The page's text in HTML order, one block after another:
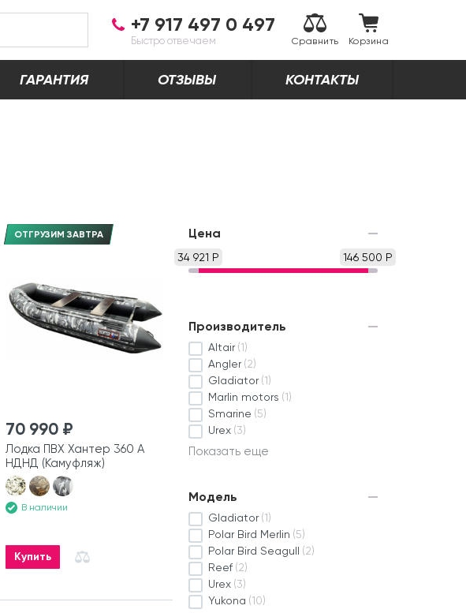
+7 917 497 0 497
Быстро отвечаем Сравнить Корзина
ГАРАНТИЯ ОТЗЫВЫ КОНТАКТЫ
ОТГРУЗИМ ЗАВТРА
70 990 ₽
Лодка ПВХ Хантер 360 А
НДНД (Камуфляж)
В наличии
Купить
Цена
34 921 Р 146 500 Р
Производитель
Altair (1)
Angler (2)
Gladiator (1)
Marlin motors (1)
Smarine (5)
Urex (3)
Показать еще
Модель
Gladiator (1)
Polar Bird Merlin (5)
Polar Bird Seagull (2)
Reef (2)
Urex (3)
Yukona (10)